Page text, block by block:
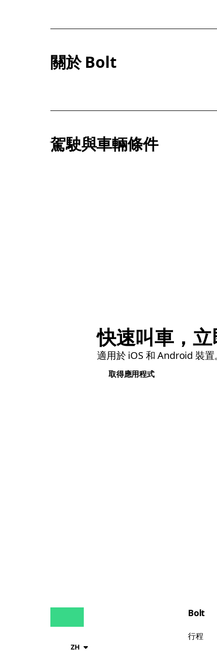
關於 Bolt
駕駛與車輛條件
快速叫車，
適用於 iOS 和 Android 裝置
取得應用程式
ZH
Bolt
行程